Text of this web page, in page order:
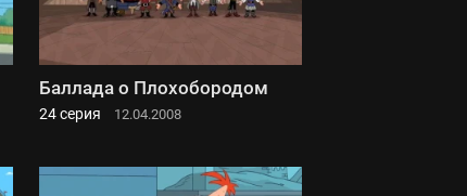
Баллада о Плохобородом
24 серия 12.04.2008